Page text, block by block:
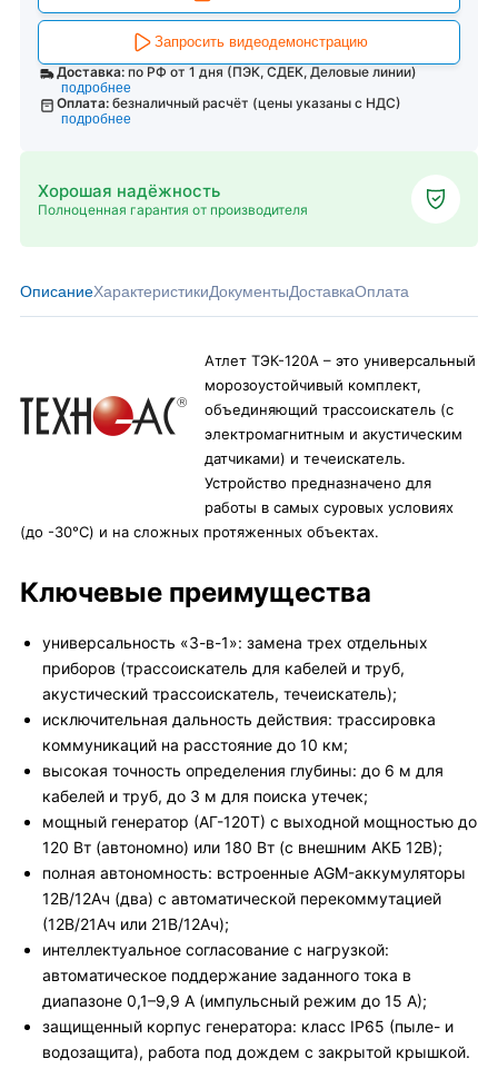
Запросить видеодемонстрацию
Доставка: по РФ от 1 дня (ПЭК, СДЕК, Деловые линии)
подробнее
Оплата: безналичный расчёт (цены указаны с НДС)
подробнее
Хорошая надёжность
Полноценная гарантия от производителя
ОписаниеХарактеристикиДокументыДоставкаОплата
Атлет ТЭК-120А – это универсальный
морозоустойчивый комплект,
объединяющий трассоискатель (с
электромагнитным и акустическим
датчиками) и течеискатель.
Устройство предназначено для
работы в самых суровых условиях
(до -30°C) и на сложных протяженных объектах.
Ключевые преимущества
универсальность «3-в-1»: замена трех отдельных
приборов (трассоискатель для кабелей и труб,
акустический трассоискатель, течеискатель);
исключительная дальность действия: трассировка
коммуникаций на расстояние до 10 км;
высокая точность определения глубины: до 6 м для
кабелей и труб, до 3 м для поиска утечек;
мощный генератор (АГ-120Т) с выходной мощностью до
120 Вт (автономно) или 180 Вт (с внешним АКБ 12В);
полная автономность: встроенные AGM-аккумуляторы
12В/12Ач (два) с автоматической перекоммутацией
(12В/21Ач или 21В/12Ач);
интеллектуальное согласование с нагрузкой:
автоматическое поддержание заданного тока в
диапазоне 0,1–9,9 А (импульсный режим до 15 А);
защищенный корпус генератора: класс IP65 (пыле- и
водозащита), работа под дождем с закрытой крышкой.